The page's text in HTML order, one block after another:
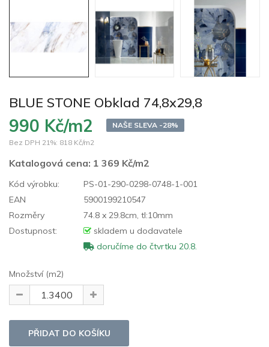
BLUE STONE Obklad 74,8x29,8
990 Kč/m2
NAŠE SLEVA -28%
Bez DPH 21%: 818 Kč/m2
Katalogová cena: 1 369 Kč/m2
Kód výrobku:
PS-01-290-0298-0748-1-001
EAN
5900199210547
Rozměry
74.8 x 29.8cm, tl:10mm
Dostupnost:
skladem u dodavatele
doručíme do čtvrtku 20.8.
Množství (m2)